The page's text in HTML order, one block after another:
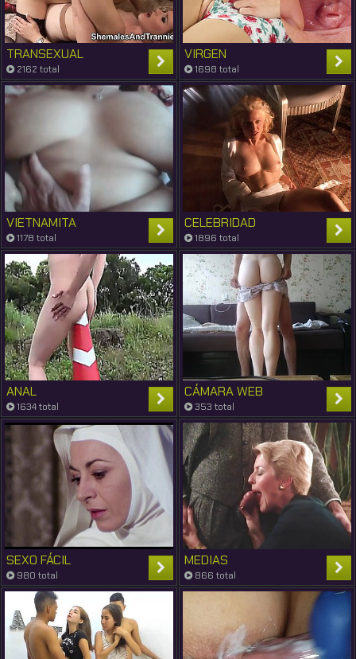
TRANSEXUAL
2162 total
VIRGEN
1698 total
VIETNAMITA
1178 total
CELEBRIDAD
1896 total
ANAL
1634 total
CÁMARA WEB
353 total
SEXO FÁCIL
980 total
MEDIAS
866 total